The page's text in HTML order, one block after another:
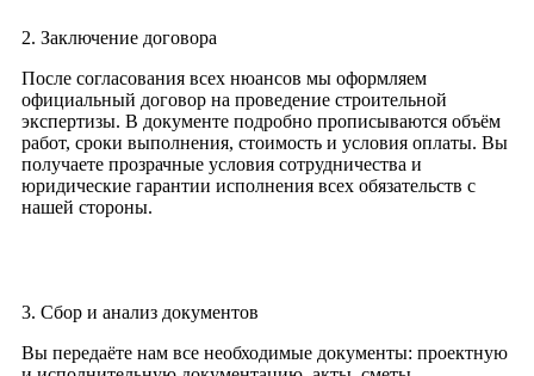
2. Заключение договора
После согласования всех нюансов мы оформляем
официальный договор на проведение строительной
экспертизы. В документе подробно прописываются объём
работ, сроки выполнения, стоимость и условия оплаты. Вы
получаете прозрачные условия сотрудничества и
юридические гарантии исполнения всех обязательств с
нашей стороны.
3. Сбор и анализ документов
Вы передаёте нам все необходимые документы: проектную